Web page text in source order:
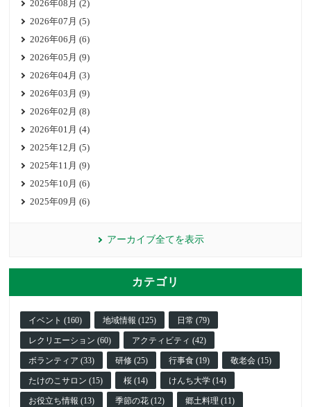
2026年08月 (2)
2026年07月 (5)
2026年06月 (6)
2026年05月 (9)
2026年04月 (3)
2026年03月 (9)
2026年02月 (8)
2026年01月 (4)
2025年12月 (5)
2025年11月 (9)
2025年10月 (6)
2025年09月 (6)
アーカイブ全てを表示
カテゴリ
イベント (160) 地域情報 (125) 日常 (79)
レクリエーション (60) アクティビティ (42)
ボランティア (33) 研修 (25) 行事食 (19) 敬老会 (15)
たけのこサロン (15) 桜 (14) けんち大学 (14)
お役立ち情報 (13) 季節の花 (12) 郷土料理 (11)